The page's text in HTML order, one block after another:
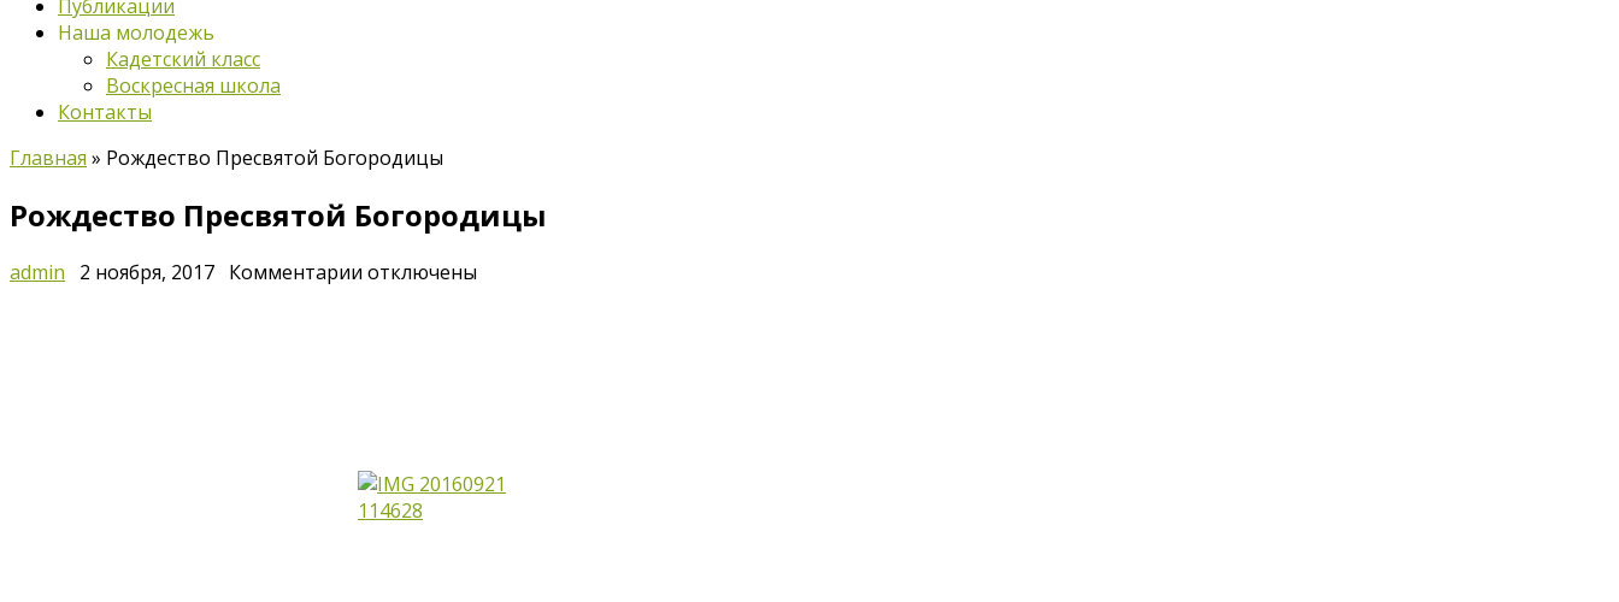
Публикации
Наша молодежь
Кадетский класс
Воскресная школа
Контакты
Главная » Рождество Пресвятой Богородицы
Рождество Пресвятой Богородицы
admin 2 ноября, 2017 Комментарии котключены